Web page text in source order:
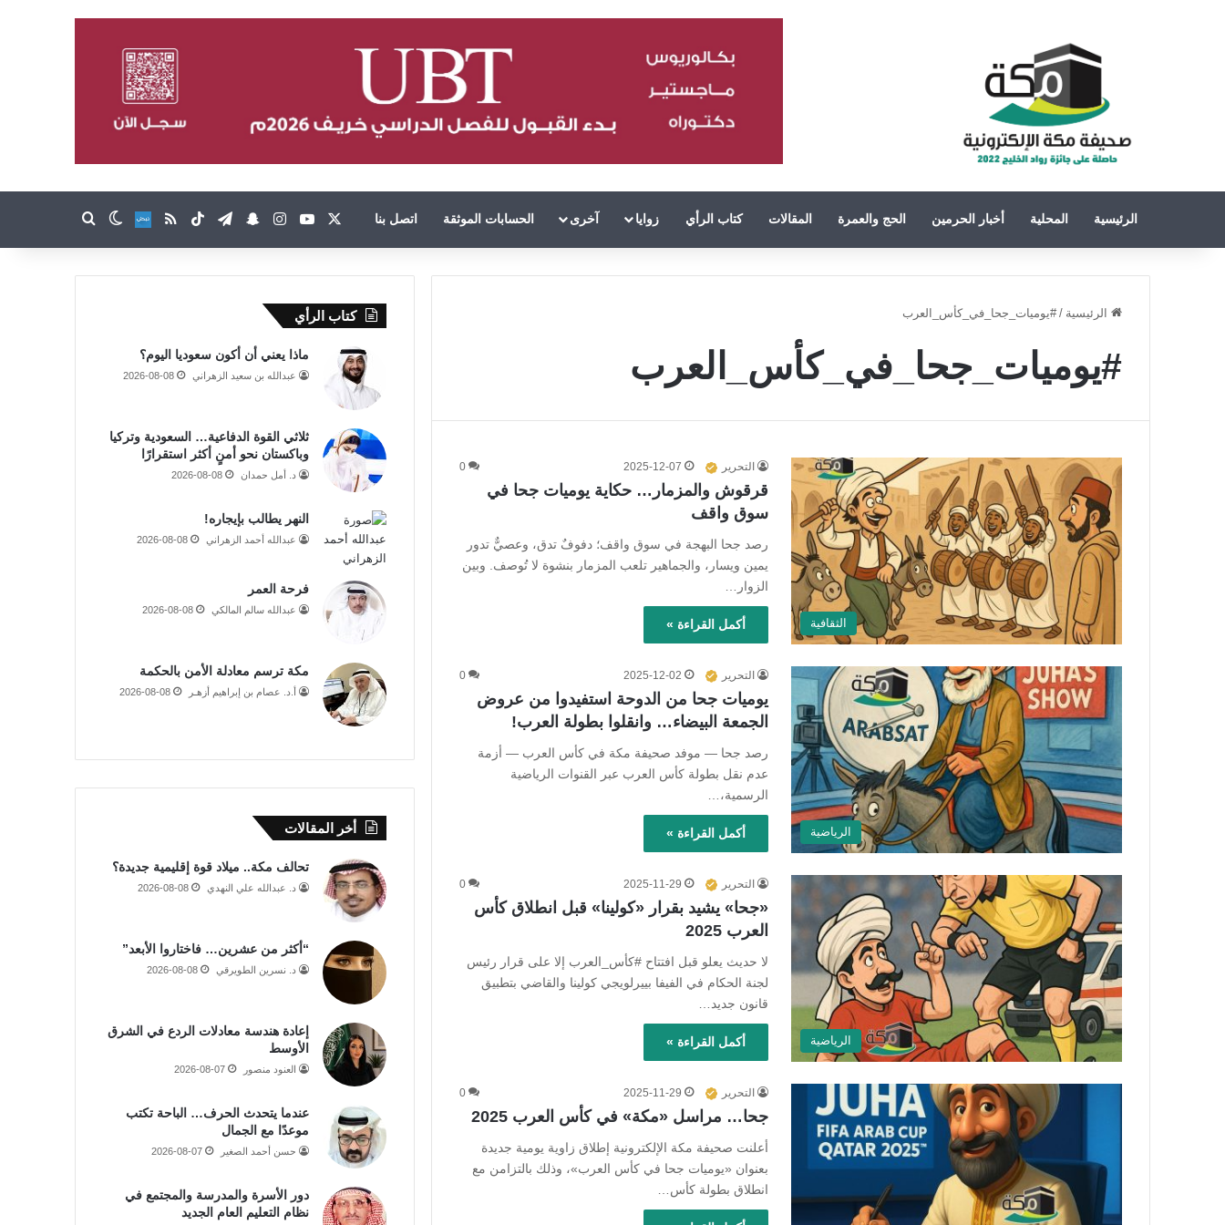
الرئيسية المحلية أخبار الحرمين الحج والعمرة المقالات كتاب الرأي زوايا آخرى الحسابات الموثقة اتصل بنا ‫YouTubeانستقرامسناب تشات
تيلقرام‫TikTokملخص الموقع RSS
نبض الوضع المظلم
الرئيسية / #يوميات_جحا_في_كأس_العرب
#يوميات_جحا_في_كأس_العرب
الثقافية
التحرير 2025-12-07
0
قرقوش والمزمار… حكاية يوميات جحا في
سوق واقف
رصد جحا البهجة في سوق واقف؛ دفوفٌ تدق، وعصيٌّ تدور
يمين ويسار، والجماهير تلعب المزمار بنشوة لا تُوصف. وبين
الزوار…
أكمل القراءة »
الرياضية
التحرير 2025-12-02
0
يوميات جحا من الدوحة استفيدوا من عروض
الجمعة البيضاء… وانقلوا بطولة العرب!
رصد جحا — موفد صحيفة مكة في كأس العرب — أزمة
عدم نقل بطولة كأس العرب عبر القنوات الرياضية
الرسمية،…
أكمل القراءة »
الرياضية
التحرير 2025-11-29
0
«جحا» يشيد بقرار «كولينا» قبل انطلاق كأس
العرب 2025
لا حديث يعلو قبل افتتاح #كأس_العرب إلا على قرار رئيس
لجنة الحكام في الفيفا بييرلويجي كولينا والقاضي بتطبيق
قانون جديد…
أكمل القراءة »
التحرير 2025-11-29
0
جحا… مراسل «مكة» في كأس العرب 2025
أعلنت صحيفة مكة الإلكترونية إطلاق زاوية يومية جديدة
بعنوان «يوميات جحا في كأس العرب»، وذلك بالتزامن مع
انطلاق بطولة كأس…
كتاب الرأي
ماذا يعني أن أكون سعوديا اليوم؟
عبدالله بن سعيد الزهراني 2026-08-08
ثلاثي القوة الدفاعية… السعودية وتركيا
وباكستان نحو أمنٍ أكثر استقرارًا
د. أمل حمدان 2026-08-08
النهر يطالب بإيجاره!
عبدالله أحمد الزهراني 2026-08-08
فرحة العمر
عبدالله سالم المالكي 2026-08-08
مكة ترسم معادلة الأمن بالحكمة
أ.د. عصام بن إبراهيم أزهـر 2026-08-08
أخر المقالات
تحالف مكة.. ميلاد قوة إقليمية جديدة؟
د. عبدالله علي النهدي 2026-08-08
“أكثر من عشرين… فاختاروا الأبعد”
د. نسرين الطويرقي 2026-08-08
إعادة هندسة معادلات الردع في الشرق
الأوسط
العنود منصور 2026-08-07
عندما يتحدث الحرف… الباحة تكتب
موعدًا مع الجمال
حسن أحمد الصغير 2026-08-07
دور الأسرة والمدرسة والمجتمع في
نظام التعليم العام الجديد